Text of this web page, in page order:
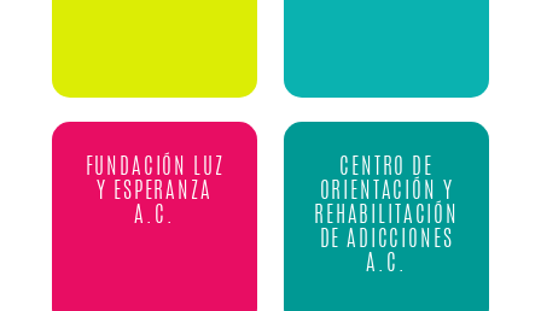
FUNDACIÓN LUZ
Y ESPERANZA
A.C.
CENTRO DE
ORIENTACIÓN Y
REHABILITACIÓN
DE ADICCIONES
A.C.